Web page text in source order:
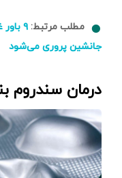
مطلب مرتبط:
۹
جانشین پروری می‌شود
درمان سندروم